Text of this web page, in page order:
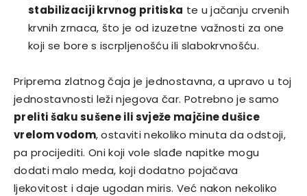
stabilizaciji krvnog pritiska te u jačanju crvenih
krvnih zrnaca, što je od izuzetne važnosti za one
koji se bore s iscrpljenošću ili slabokrvnošću.
Priprema zlatnog čaja je jednostavna, a upravo u toj
jednostavnosti leži njegova čar. Potrebno je samo
preliti šaku sušene ili svježe majčine dušice
vrelom vodom, ostaviti nekoliko minuta da odstoji,
pa procijediti. Oni koji vole slađe napitke mogu
dodati malo meda, koji dodatno pojačava
ljekovitost i daje ugodan miris. Već nakon nekoliko